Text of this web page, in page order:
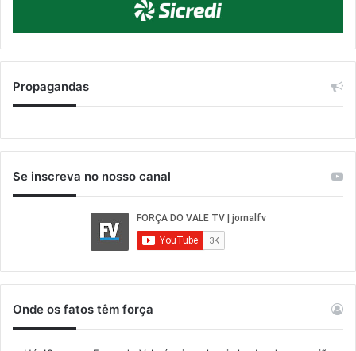
Propagandas
Se inscreva no nosso canal
Onde os fatos têm força